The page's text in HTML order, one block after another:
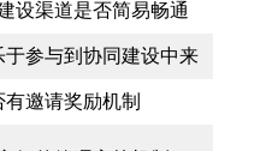
设渠道是否简易畅通
于参与到协同建设中来
有邀请奖励机制